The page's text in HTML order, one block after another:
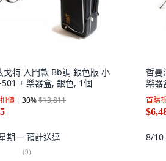
戈特 入門款 Bb調 銀色版 小
501 + 樂器盒, 銀色, 1個
價 30%$13,811
期一 預計送達
(9)
哲曼
樂器
首購
8/10